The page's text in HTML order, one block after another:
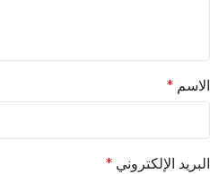
الاسم *
البريد الإلكتروني *